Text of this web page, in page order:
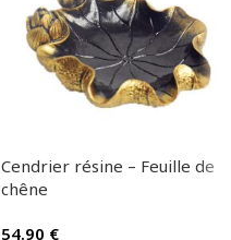
Cendrier résine – Feuille de
chêne
54.90 €